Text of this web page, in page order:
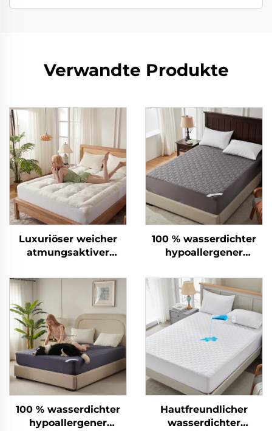
Verwandte Produkte
Luxuriöser weicher
atmungsaktiver
Tiefen-Taschen-
Matratzenauflage
100 % wasserdichter
hypoallergener
tiefen Taschen 6–15
Zoll, atmungsaktive
Matratzenauflage für
Hotel und Zuhause
(Grau)
100 % wasserdichter
hypoallergener
Hautfreundlicher
wasserdichter